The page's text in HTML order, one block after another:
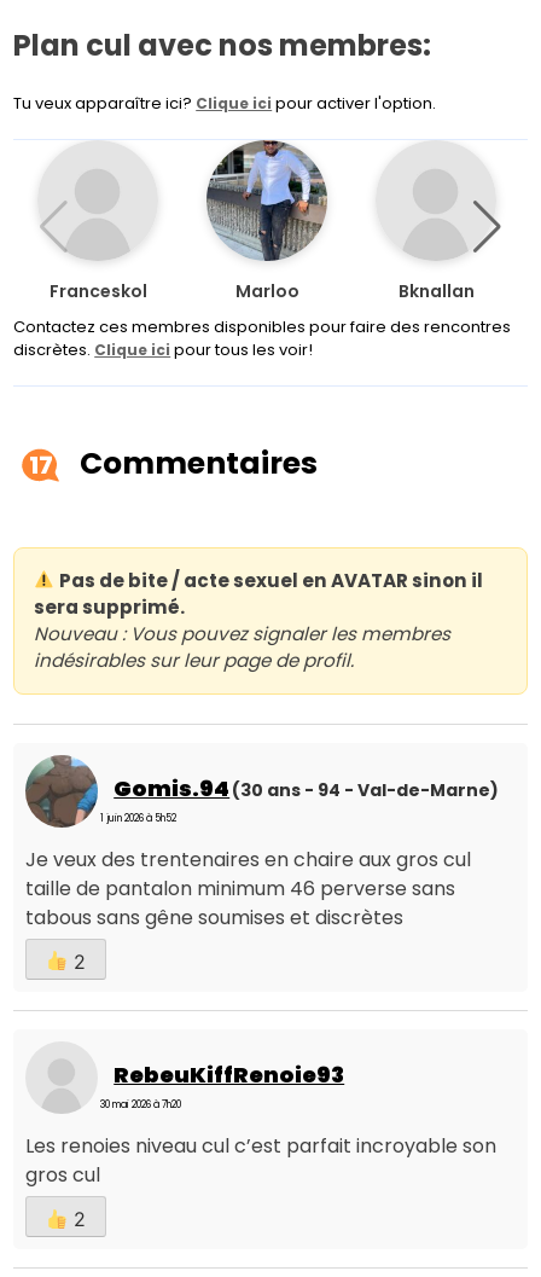
Plan cul avec nos membres:
Tu veux apparaître ici? Clique ici pour activer l'option.
Franceskol Marloo Bknallan
Contactez ces membres disponibles pour faire des rencontres
discrètes. Clique ici pour tous les voir!
17 Commentaires
Pas de bite / acte sexuel en AVATAR sinon il
sera supprimé.
Nouveau : Vous pouvez signaler les membres
indésirables sur leur page de profil.
Gomis.94 (30 ans - 94 - Val-de-Marne)
1 juin 2026 à 5h52
Je veux des trentenaires en chaire aux gros cul
taille de pantalon minimum 46 perverse sans
tabous sans gêne soumises et discrètes
2
RebeuKiffRenoie93
30 mai 2026 à 7h20
Les renoies niveau cul c’est parfait incroyable son
gros cul
2